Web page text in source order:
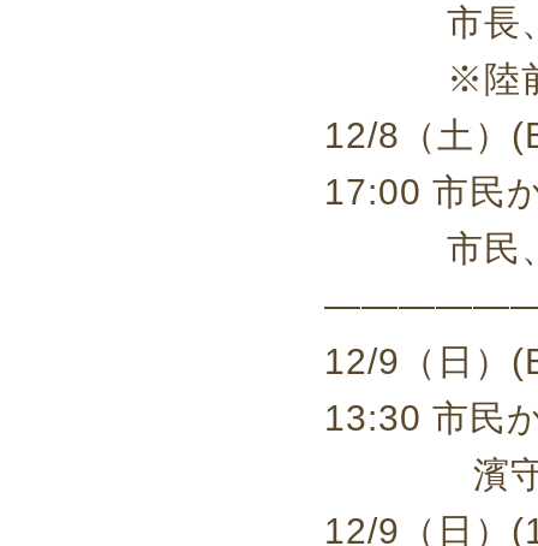
市長、
※陸前高
12/8（土）
17:00 市民
市民、
12/9（日）
13:30 市民
濱守栄
12/9（日）